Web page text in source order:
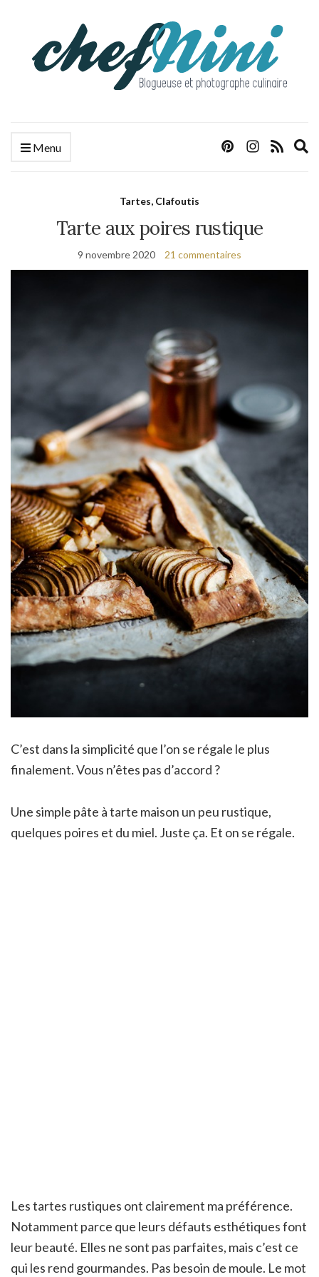
Menu
Tartes, Clafoutis
Tarte aux poires rustique
9 novembre 2020 21 commentaires
C’est dans la simplicité que l’on se régale le plus
finalement. Vous n’êtes pas d’accord ?
Une simple pâte à tarte maison un peu rustique,
quelques poires et du miel. Juste ça. Et on se régale.
Les tartes rustiques ont clairement ma préférence.
Notamment parce que leurs défauts esthétiques font
leur beauté. Elles ne sont pas parfaites, mais c’est ce
qui les rend gourmandes. Pas besoin de moule. Le mot